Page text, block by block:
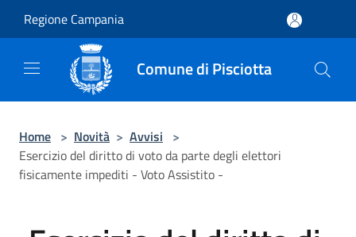
Regione Campania
Comune di Pisciotta
Home > Novità > Avvisi >
Esercizio del diritto di voto da parte degli elettori
fisicamente impediti - Voto Assistito -